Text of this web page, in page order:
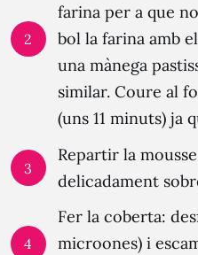
2
farina per a que
bol la farina amb
una mànega
similar. Coure al
(uns 11 minuts) ja
3
Repartir la
delicadament
4
Fer la coberta:
microones) i